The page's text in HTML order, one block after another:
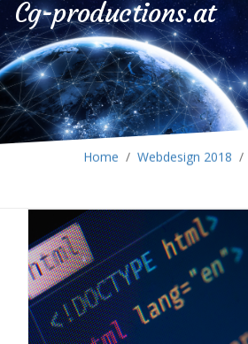
Cg-productions.at
Home / Webdesign 2018 /